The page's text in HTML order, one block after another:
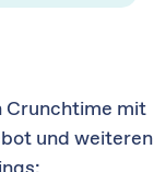
Crunchtime mit
und weiteren